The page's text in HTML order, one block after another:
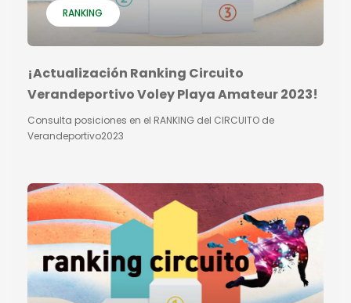
RANKING
¡Actualización Ranking Circuito
Verandeportivo Voley Playa Amateur 2023!
Consulta posiciones en el RANKING del CIRCUITO de
Verandeportivo2023